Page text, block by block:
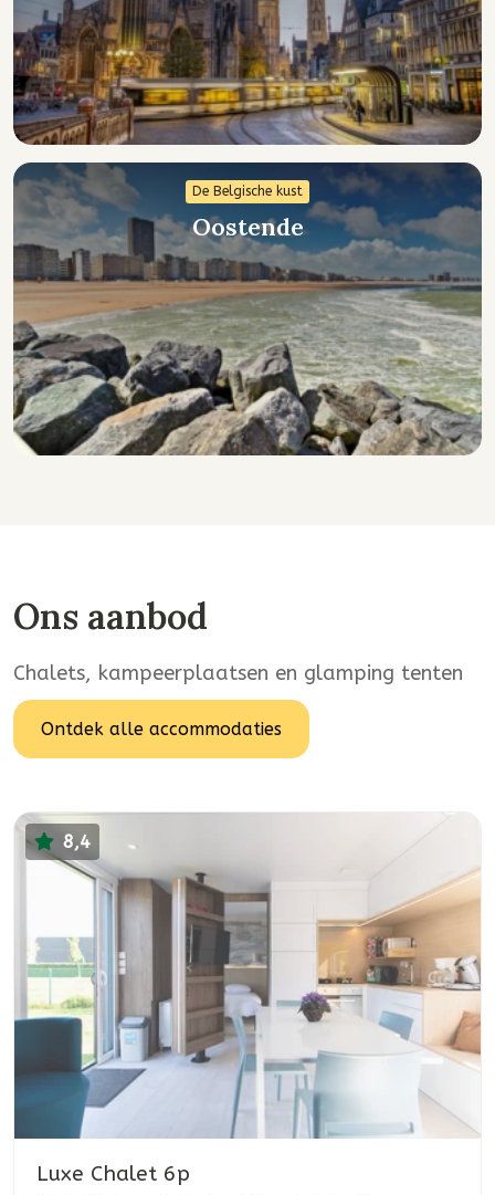
De Belgische kust
Oostende
Ons aanbod
Chalets, kampeerplaatsen en glamping tenten
Ontdek alle accommodaties
8,4
Luxe Chalet 6p